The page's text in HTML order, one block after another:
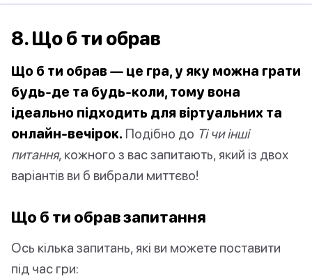
8. Що б ти обрав
Що б ти обрав — це гра, у яку можна грати
будь-де та будь-коли, тому вона
ідеально підходить для віртуальних та
онлайн-вечірок. Подібно до Ті чи інші
питання, кожного з вас запитають, який із двох
варіантів ви б вибрали миттєво!
Що б ти обрав запитання
Ось кілька запитань, які ви можете поставити
під час гри: